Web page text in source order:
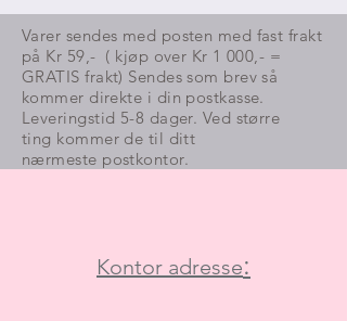
Varer sendes med posten med fast frakt
på Kr 59,- ( kjøp over Kr 1 000,- =
GRATIS frakt) Sendes som brev så
kommer direkte i din postkasse.
Leveringstid 5-8 dager. Ved større
ting kommer de til ditt
nærmeste postkontor.
Kontor adresse: